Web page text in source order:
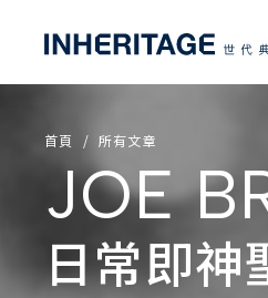
首頁 所有文章
JOE
日常即神